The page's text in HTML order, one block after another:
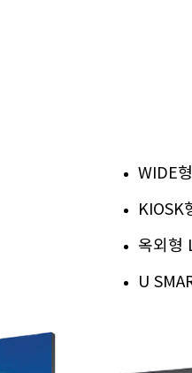
WIDE
KIOSK
옥외형
U